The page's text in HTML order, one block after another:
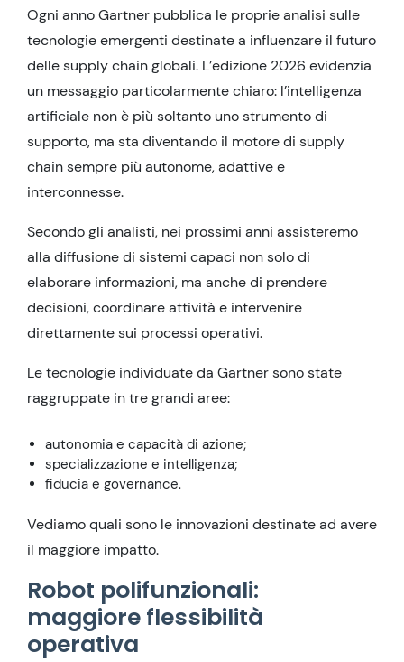
Ogni anno Gartner pubblica le proprie analisi sulle
tecnologie emergenti destinate a influenzare il futuro
delle supply chain globali. L’edizione 2026 evidenzia
un messaggio particolarmente chiaro: l’intelligenza
artificiale non è più soltanto uno strumento di
supporto, ma sta diventando il motore di supply
chain sempre più autonome, adattive e
interconnesse.
Secondo gli analisti, nei prossimi anni assisteremo
alla diffusione di sistemi capaci non solo di
elaborare informazioni, ma anche di prendere
decisioni, coordinare attività e intervenire
direttamente sui processi operativi.
Le tecnologie individuate da Gartner sono state
raggruppate in tre grandi aree:
autonomia e capacità di azione;
specializzazione e intelligenza;
fiducia e governance.
Vediamo quali sono le innovazioni destinate ad avere
il maggiore impatto.
Robot polifunzionali:
maggiore flessibilità
operativa